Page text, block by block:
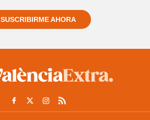
SUSCRIBIRME AHORA